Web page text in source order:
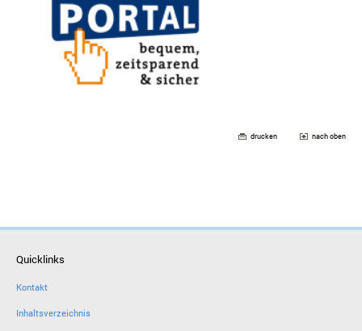
drucken nach oben
Quicklinks
Kontakt
Inhaltsverzeichnis